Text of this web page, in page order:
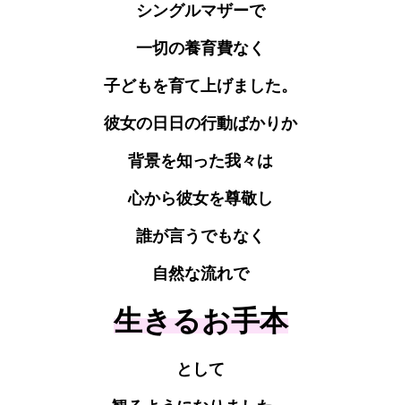
シングルマザーで
一切の養育費なく
子どもを育て上げました。
彼女の日日の行動ばかりか
背景を知った我々は
心から彼女を尊敬し
誰が言うでもなく
自然な流れで
生きるお手本
として